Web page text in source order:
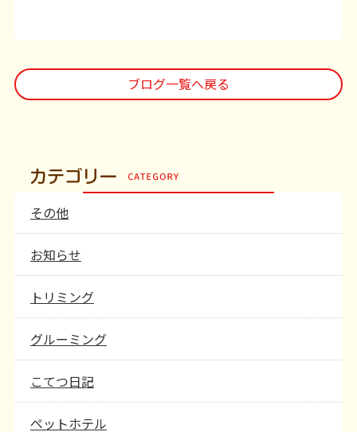
ブログ一覧へ戻る
その他
お知らせ
トリミング
グルーミング
こてつ日記
ペットホテル